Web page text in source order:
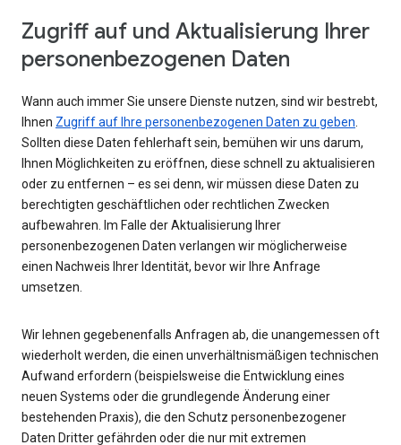
Zugriff auf und Aktualisierung Ihrer
personenbezogenen Daten
Wann auch immer Sie unsere Dienste nutzen, sind wir bestrebt,
Ihnen Zugriff auf Ihre personenbezogenen Daten zu geben.
Sollten diese Daten fehlerhaft sein, bemühen wir uns darum,
Ihnen Möglichkeiten zu eröffnen, diese schnell zu aktualisieren
oder zu entfernen – es sei denn, wir müssen diese Daten zu
berechtigten geschäftlichen oder rechtlichen Zwecken
aufbewahren. Im Falle der Aktualisierung Ihrer
personenbezogenen Daten verlangen wir möglicherweise
einen Nachweis Ihrer Identität, bevor wir Ihre Anfrage
umsetzen.
Wir lehnen gegebenenfalls Anfragen ab, die unangemessen oft
wiederholt werden, die einen unverhältnismäßigen technischen
Aufwand erfordern (beispielsweise die Entwicklung eines
neuen Systems oder die grundlegende Änderung einer
bestehenden Praxis), die den Schutz personenbezogener
Daten Dritter gefährden oder die nur mit extremen